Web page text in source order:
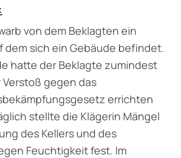
von dem Beklagten ein
dem sich ein Gebäude befindet.
hatte der Beklagte zumindest
gegen das
errichten
stellte die Klägerin Mängel
des Kellers und des
Feuchtigkeit fest. Im